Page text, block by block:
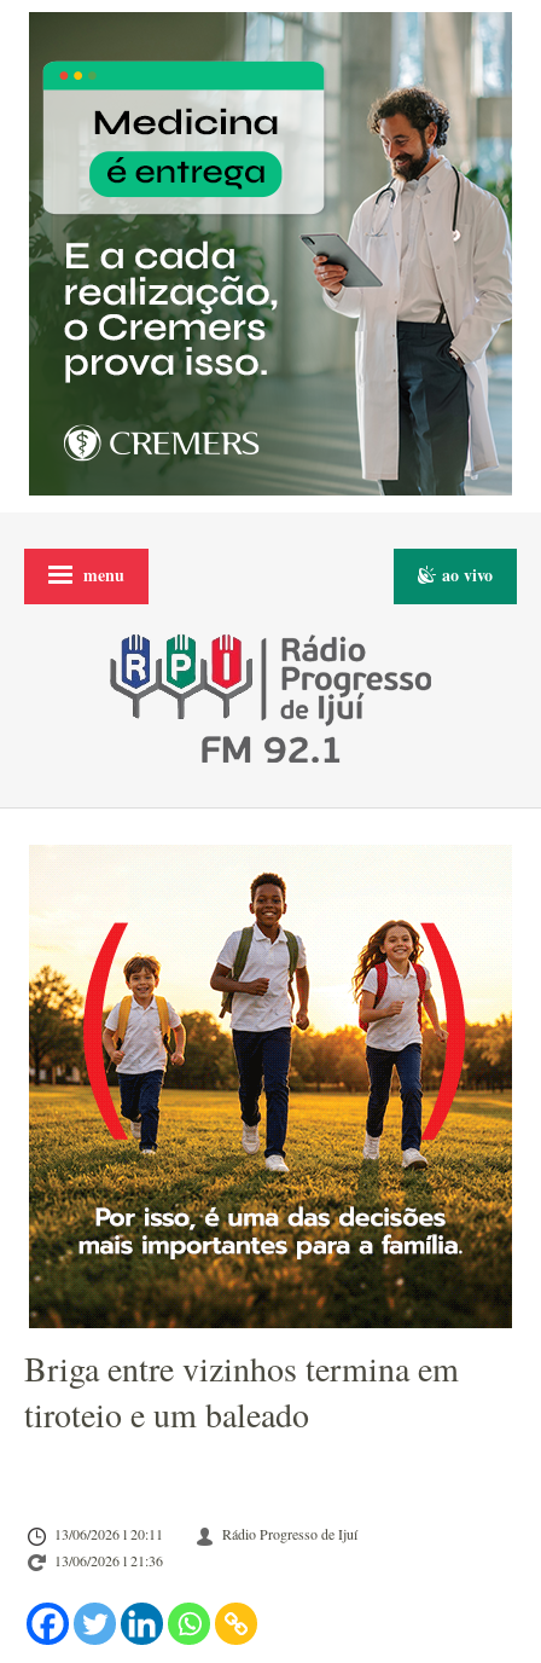
menu ao vivo
Briga entre vizinhos termina em
tiroteio e um baleado
13/06/2026 l 20:11
Rádio Progresso de Ijuí
13/06/2026 l 21:36